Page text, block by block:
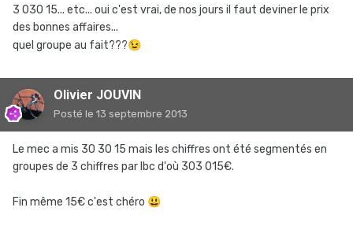
3 030 15... etc... oui c'est vrai, de nos jours il faut deviner le prix
des bonnes affaires...
quel groupe au fait???😉
Olivier JOUVIN
Posté le 13 septembre 2013
Le mec a mis 30 30 15 mais les chiffres ont été segmentés en
groupes de 3 chiffres par lbc d'où 303 015€.
Fin même 15€ c'est chéro 😃